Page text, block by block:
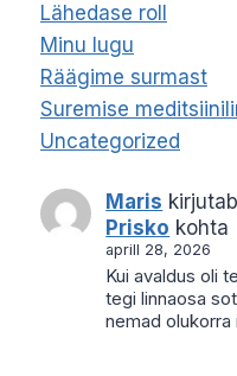
Lähedase roll
Minu lugu
Räägime surmast
Suremise
Uncategorized
Maris kirjutab
Prisko kohta
aprill 28, 2026
Kui avaldus oli
tegi linnaosa
nemad olukorra